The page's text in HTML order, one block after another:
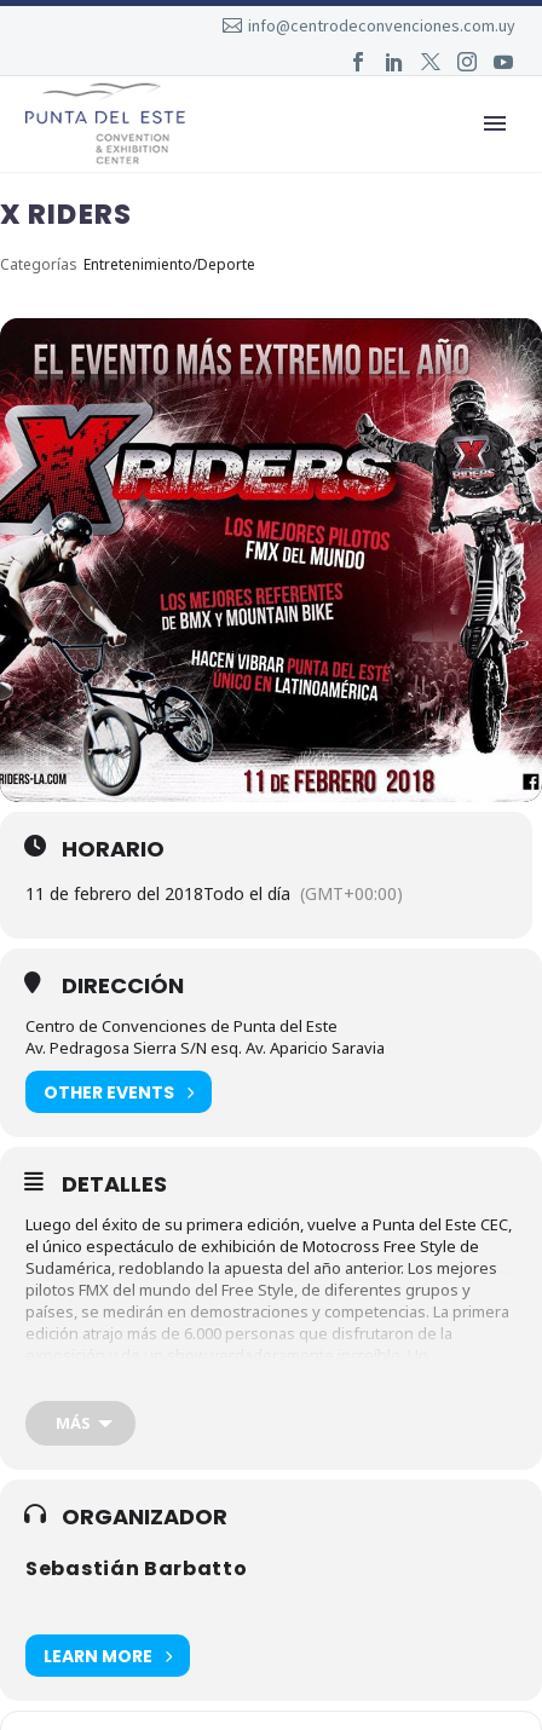
info@centrodeconvenciones.com.uy
X RIDERS
Categorías Entretenimiento/Deporte
HORARIO
11 de febrero del 2018Todo el día (GMT+00:00)
DIRECCIÓN
Centro de Convenciones de Punta del Este
Av. Pedragosa Sierra S/N esq. Av. Aparicio Saravia
OTHER EVENTS
DETALLES
Luego del éxito de su primera edición, vuelve a Punta del Este CEC,
el único espectáculo de exhibición de Motocross Free Style de
Sudamérica, redoblando la apuesta del año anterior. Los mejores
pilotos FMX del mundo del Free Style, de diferentes grupos y
países, se medirán en demostraciones y competencias. La primera
edición atrajo más de 6.000 personas que disfrutaron de la
fuegos artificiales, ideal para toda la familia.
MÁS
ORGANIZADOR
Sebastián Barbatto
LEARN MORE